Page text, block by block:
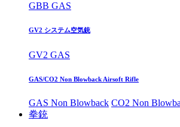
GBB GAS
GV2 システム空気銃
GV2 GAS
GAS/CO2 Non Blowback Airsoft Rifle
GAS Non Blowback CO2 Non
拳銃